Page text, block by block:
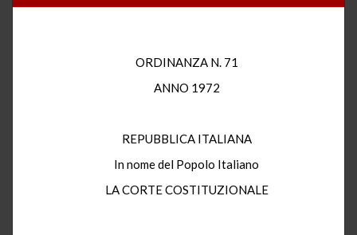
ORDINANZA N. 71
ANNO 1972
REPUBBLICA ITALIANA
In nome del Popolo Italiano
LA CORTE COSTITUZIONALE